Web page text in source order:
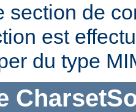
section de
est
du type